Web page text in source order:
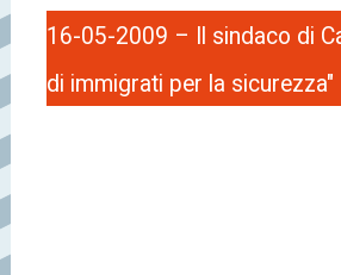
16-05-2009 – Il sindaco di
di immigrati per la sicurezza"